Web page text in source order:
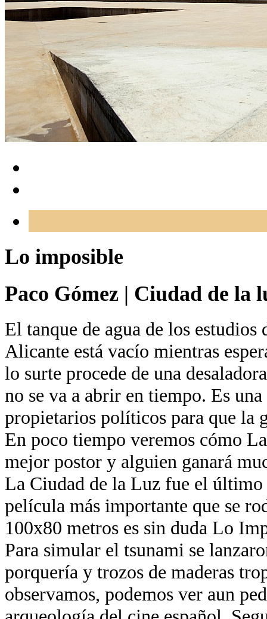
Lo imposible
Paco Gómez | Ciudad de la
El tanque de agua de los
Alicante está vacío mientras
lo surte procede de una
no se va a abrir en tiempo. Es
propietarios políticos para que la
En poco tiempo veremos cómo
mejor postor y alguien ganará
La Ciudad de la Luz fue el
película más importante que se
100x80 metros es sin duda Lo
Para simular el tsunami se
porquería y trozos de maderas
observamos, podemos ver aun